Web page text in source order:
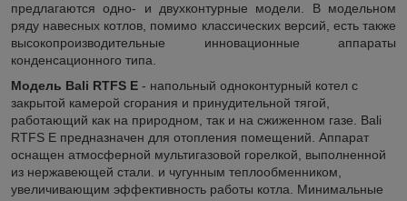
предлагаются одно- и двухконтурные модели. В модельном
ряду навесных котлов, помимо классических версий, есть также
высокопроизводительные инновационные аппараты
конденсационного типа.
Модель Bali RTFS E - напольный одноконтурный котел с
закрытой камерой сгорания и принудительной тягой,
работающий как на природном, так и на сжиженном газе. Bali
RTFS Е предназначен для отопления помещений. Аппарат
оснащен атмосферной мультигазовой горелкой, выполненной
из нержавеющей стали. и чугунным теплообменником,
увеличивающим эффективность работы котла. Минимальные